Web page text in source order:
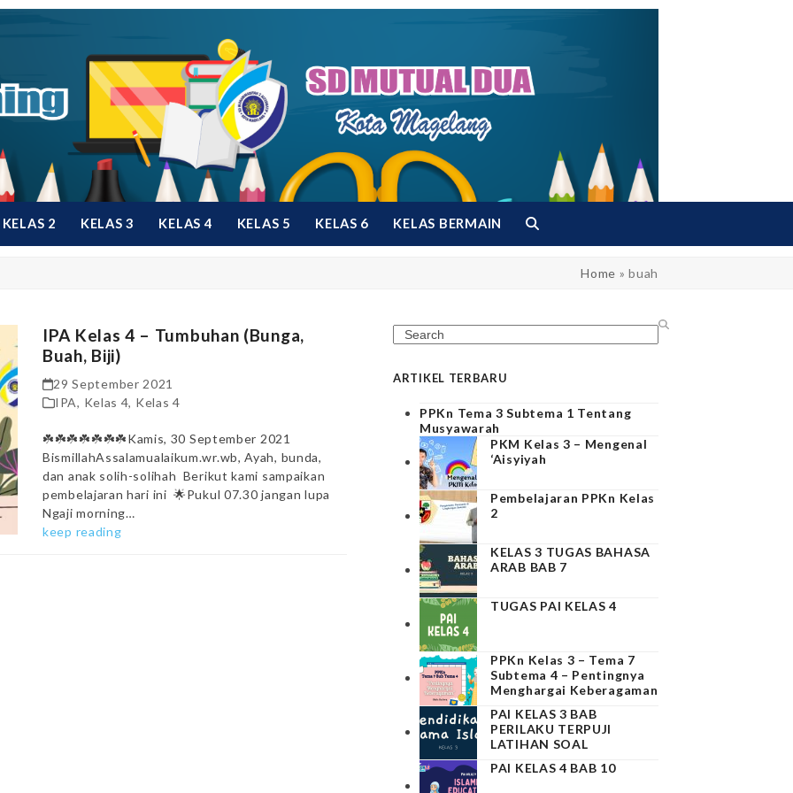
KELAS 2 KELAS 3 KELAS 4 KELAS 5 KELAS 6 KELAS BERMAIN
Home »buah
IPA Kelas 4 – Tumbuhan (Bunga,
Buah, Biji)
29 September 2021
IPA, Kelas 4, Kelas 4
☘️☘️☘️☘️☘️☘️☘️Kamis, 30 September 2021
BismillahAssalamualaikum.wr.wb, Ayah, bunda,
dan anak solih-solihah Berikut kami sampaikan
pembelajaran hari ini 🌟Pukul 07.30 jangan lupa
Ngaji morning…
keep reading
Search
ARTIKEL TERBARU
PPKn Tema 3 Subtema 1 Tentang
Musyawarah
PKM Kelas 3 – Mengenal
‘Aisyiyah
Pembelajaran PPKn Kelas
2
KELAS 3 TUGAS BAHASA
ARAB BAB 7
TUGAS PAI KELAS 4
PPKn Kelas 3 – Tema 7
Subtema 4 – Pentingnya
Menghargai Keberagaman
PAI KELAS 3 BAB
PERILAKU TERPUJI
LATIHAN SOAL
PAI KELAS 4 BAB 10